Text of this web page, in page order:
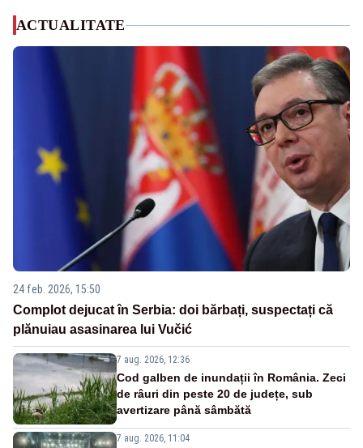
ACTUALITATE
24 feb. 2026, 15:50
Complot dejucat în Serbia: doi bărbați, suspectați că
plănuiau asasinarea lui Vučić
7 aug. 2026, 12:36
Cod galben de inundații în România. Zeci
de râuri din peste 20 de județe, sub
avertizare până sâmbătă
7 aug. 2026, 11:04